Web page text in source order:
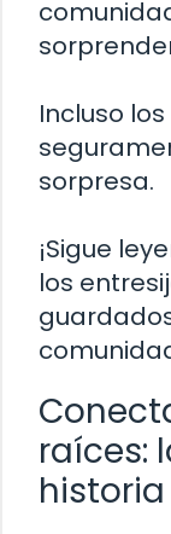
Incluso
sorpresa.
¡Sigue
los
raíces: